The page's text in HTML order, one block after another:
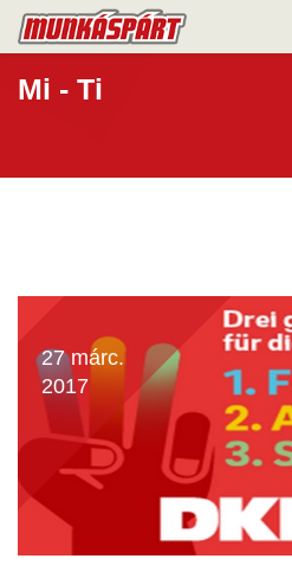
Mi - Ti
27 márc.
2017